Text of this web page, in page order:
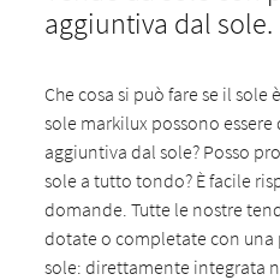
aggiuntiva dal sole.
Che cosa si può fare se il
sole markilux possono
aggiuntiva dal sole? Posso
sole a tutto tondo? È facile
domande. Tutte le nostre
dotate o completate con
sole: direttamente integrata